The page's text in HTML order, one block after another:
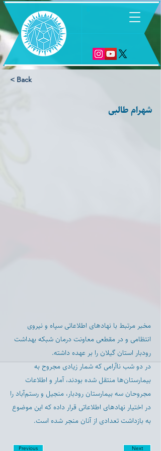
< Back
شهرام طالبی
مخبر مرتبط با نهادهای اطلاعاتی سپاه و نیروی
انتظامی و در مقطعی معاونت درمان شبکه بهداشت
رودبار استان گیلان را بر عهده داشته.
در دو شب ناآرامی که شمار زیادی مجروح به
بیمارستان‌ها منتقل شده بودند، آمار و اطلاعات
مجروحان سه بیمارستان رودبار، منجیل و رستم‌آباد را
در اختیار نهادهای اطلاعاتی قرار داده که این موضوع
به بازداشت تعدادی از آنان منجر شده است.
Previous Next